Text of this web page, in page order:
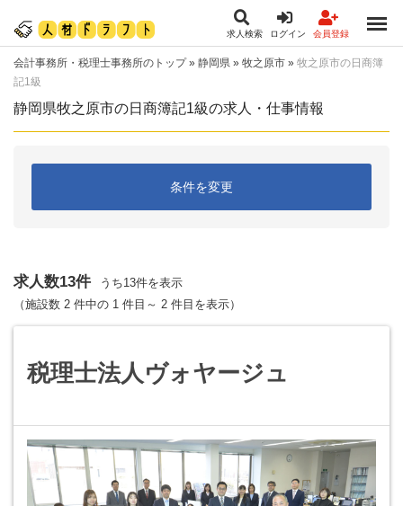
求人検索 ログイン 会員登録
会計事務所・税理士事務所のトップ» 静岡県 » 牧之原市 » 牧之原市の日商簿
記1級
静岡県牧之原市の日商簿記1級の求人・仕事情報
条件を変更
求人数13件
うち13件を表示
（施設数 2 件中の 1 件目～ 2 件目を表示）
税理士法人ヴォヤージュ